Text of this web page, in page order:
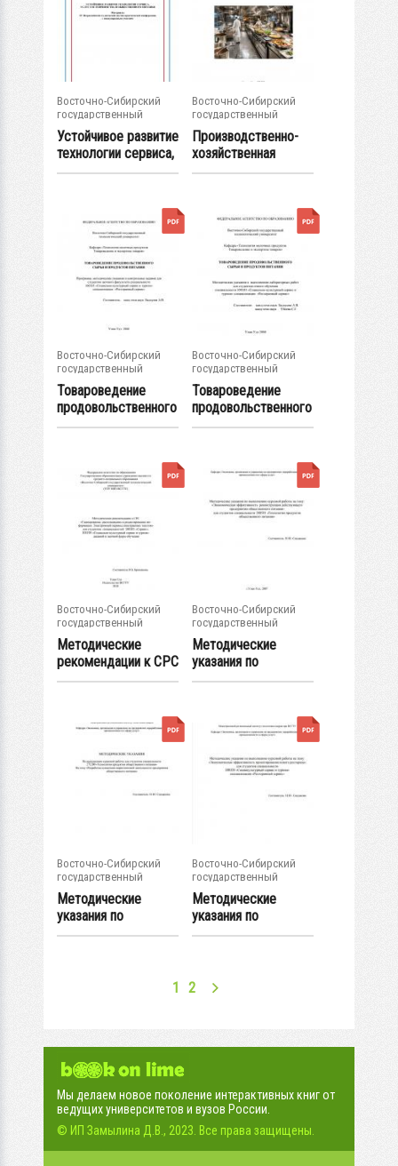
Восточно-Сибирский
государственный
университет...
Устойчивое развитие
технологии сервиса,
услуг...
Восточно-Сибирский
государственный
университет...
Производственно-
хозяйственная
деятельность на...
Восточно-Сибирский
государственный
университет...
Товароведение
продовольственного
сырья и...
Восточно-Сибирский
государственный
университет...
Товароведение
продовольственного
сырья и...
Восточно-Сибирский
государственный
университет...
Методические
рекомендации к СРС
"Сканирование,...
Восточно-Сибирский
государственный
университет...
Методические
указания по
выполнению
Восточно-Сибирский
государственный
университет...
Методические
указания по
выполнению
Восточно-Сибирский
государственный
университет...
Методические
указания по
выполнению
1 2
Мы делаем новое поколение интерактивных книг от
ведущих университетов и вузов России.
© ИП Замылина Д.В., 2023. Все права защищены.